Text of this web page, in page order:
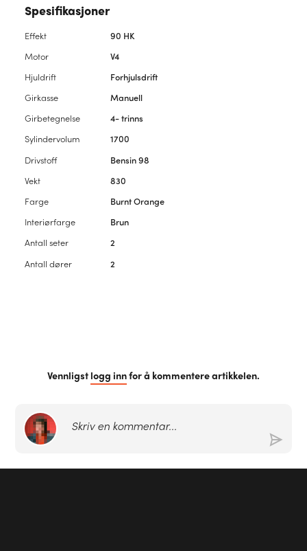
Spesifikasjoner
Effekt
90 HK
Motor
V4
Hjuldrift
Forhjulsdrift
Girkasse
Manuell
Girbetegnelse
4- trinns
Sylindervolum
1700
Drivstoff
Bensin 98
Vekt
830
Farge
Burnt Orange
Interiørfarge
Brun
Antall seter
2
Antall dører
2
Vennligst logg innfor å kommentere artikkelen.
Skriv en kommentar...